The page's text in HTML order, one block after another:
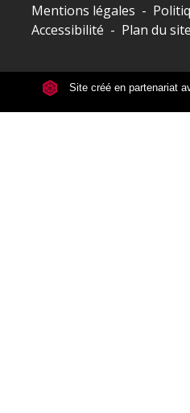
Mentions légales -
Accessibilité - Plan du site
Site créé en partenariat